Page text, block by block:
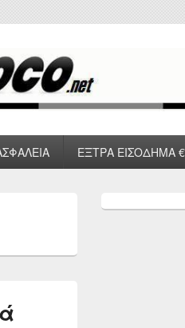
ΕΞΤΡΑ ΕΙΣΟΔΗΜΑ €
Sidebar